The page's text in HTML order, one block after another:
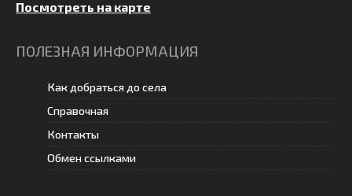
Посмотреть на карте
ПОЛЕЗНАЯ ИНФОРМАЦИЯ
Как добраться до села
Справочная
Контакты
Обмен ссылками